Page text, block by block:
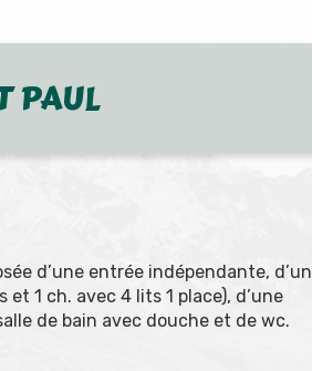
PAUL
d’une entrée indépendante, d’un
1 ch. avec 4 lits 1 place), d’une
de bain avec douche et de wc.